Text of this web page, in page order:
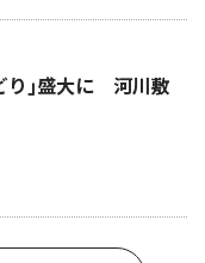
り｣盛大に 河川敷